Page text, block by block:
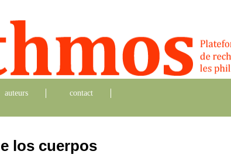
auteurs contact
los cuerpos